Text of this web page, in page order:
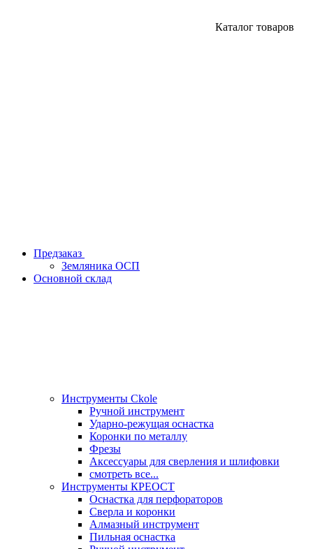
Каталог товаров
Предзаказ
Земляника ОСП
Основной склад
Инструменты Ckole
Ручной инструмент
Ударно‑режущая оснастка
Коронки по металлу
Фрезы
Аксессуары для сверления и шлифовки
смотреть все...
Инструменты КРЕОСТ
Оснастка для перфораторов
Сверла и коронки
Алмазный инструмент
Пильная оснастка